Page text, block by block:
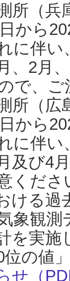
所（
から
に伴い
、2月
で、
所（
から
に伴い
及び4
くだ
ける過
象観
を実
位の値
せ（